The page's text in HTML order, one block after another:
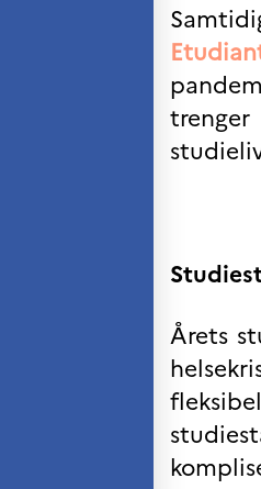
FINA
France
Science
Science
(CCFN)
etter:
Årets